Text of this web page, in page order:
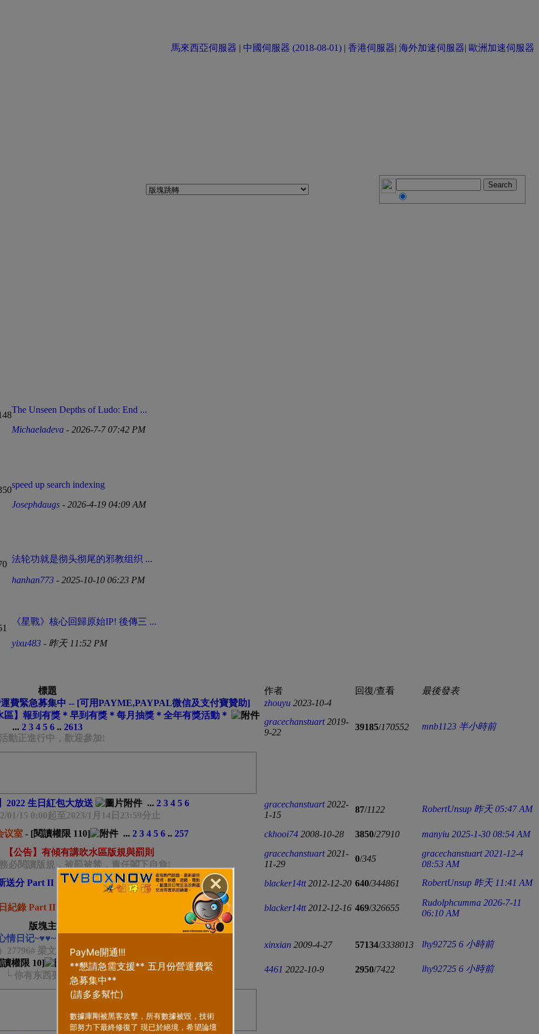
✕
馬來西亞伺服器 | 中國伺服器 (2018-08-01) | 香港伺服器| 海外加速伺服器| 歐洲加速伺服器
The Unseen Depths of Ludo: End ...
Michaeladeva - 2026-7-7 07:42 PM
speed up search indexing
Josephdaugs - 2026-4-19 04:09 AM
法轮功就是彻头彻尾的邪教组织 ...
hanhan773 - 2025-10-10 06:23 PM
《星戰》核心回歸原始IP! 後傳三 ...
yixu483 - 昨天 11:52 PM
標題
作者 回復/查看
最後發表
費緊急募集中 -- [可用PAYME,PAYPAL微信及支付寶贊助] zhouyu 2023-10-4
區】報到有獎＊早到有獎＊每月抽獎＊全年有獎活動＊
... 2 3 4 5 6.. 2613
動正進行中，歡迎參加!
gracechanstuart 2019-
9-22
39185/170552 mnb1123 半小時前
2022 生日紅包大放送 ... 2 3 4 5 6
01/15 0:00起至2023/1月14日23:59分止
gracechanstuart 2022-
1-15
87/1122 RobertUnsup 昨天 05:47 AM
议室 - [閱讀權限 110] ... 2 3 4 5 6 .. 257 ckhooi74 2008-10-28 3850/27910 manyiu 2025-1-30 08:54 AM
【公告】有傾有講吹水區版規與罰則
必閱讀版規，被罰被禁，責任閣下自負!
gracechanstuart 2021-
11-29
0/345
gracechanstuart 2021-12-4
08:53 AM
送分 Part II ✿.｡.:*･
...2 3 4 5 6..43 blacker14tt 2012-12-20 640/344861 RobertUnsup 昨天 11:41 AM
紀錄 Part II [不斷更新] 6.. 32 blacker14tt 2012-12-16 469/326655
Rudolphcumma 2026-7-11
06:10 AM
版塊主題
情日记~♥♥~
27796# 梁文音-分手後不要做朋友
xinxian 2009-4-27 57134/3338013 lhy92725 6 小時前
權限 10] ...2 3 4 5 6.. 197
└ 你有东西要讲吗？
4461 2022-10-9 2950/7422 lhy92725 6 小時前